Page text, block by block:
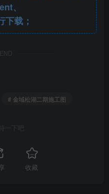
、
载；
# 金域松湖二期施工图
一下吧
收藏